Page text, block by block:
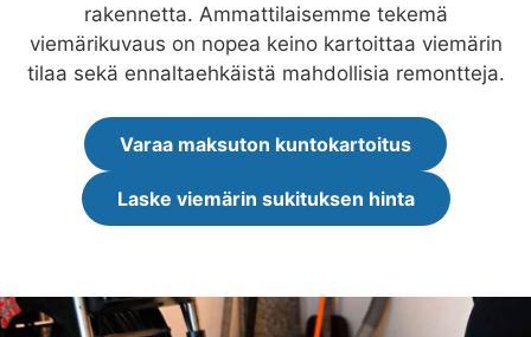
rakennetta. Ammattilaisemme tekemä
viemärikuvaus on nopea keino kartoittaa viemärin
tilaa sekä ennaltaehkäistä mahdollisia remontteja.
Varaa maksuton kuntokartoitus
Laske viemärin sukituksen hinta